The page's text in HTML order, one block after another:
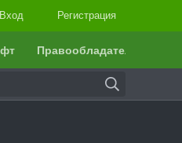
Вход Регистрация
Правообладателям